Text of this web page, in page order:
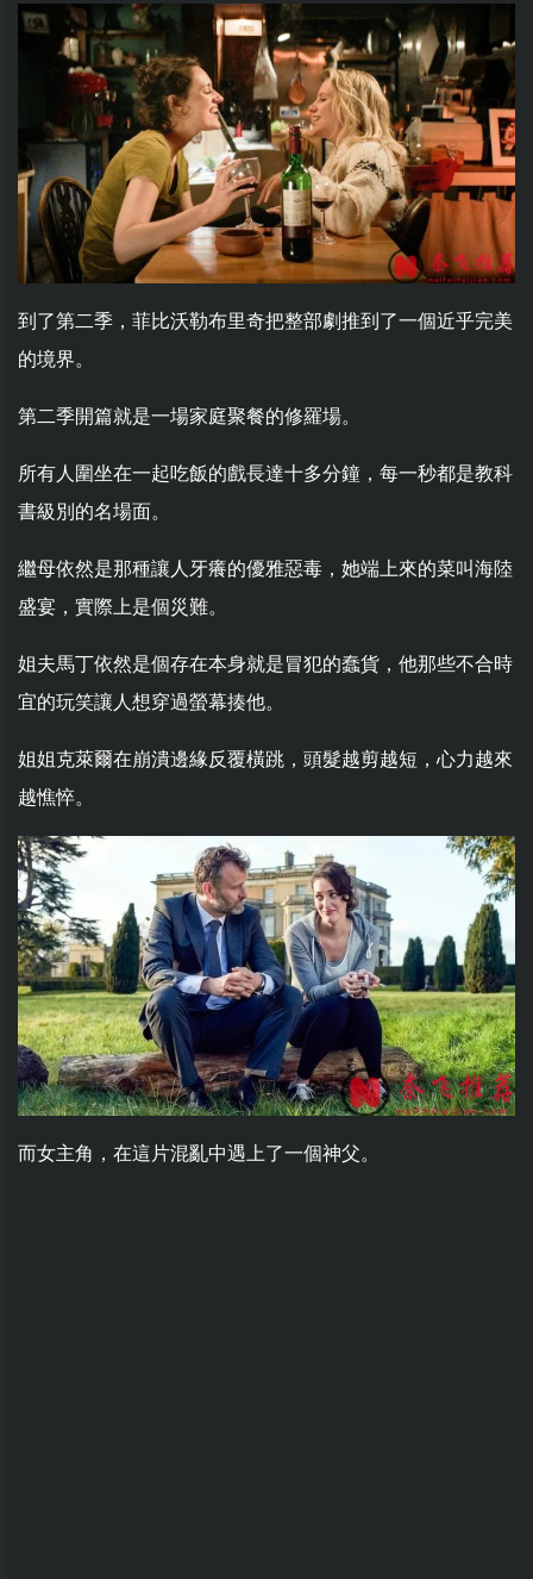
到了第二季，菲比沃勒布里奇把整部劇推到了一個近乎完美
的境界。
第二季開篇就是一場家庭聚餐的修羅場。
所有人圍坐在一起吃飯的戲長達十多分鐘，每一秒都是教科
書級別的名場面。
繼母依然是那種讓人牙癢的優雅惡毒，她端上來的菜叫海陸
盛宴，實際上是個災難。
姐夫馬丁依然是個存在本身就是冒犯的蠢貨，他那些不合時
宜的玩笑讓人想穿過螢幕揍他。
姐姐克萊爾在崩潰邊緣反覆橫跳，頭髮越剪越短，心力越來
越憔悴。
而女主角，在這片混亂中遇上了一個神父。